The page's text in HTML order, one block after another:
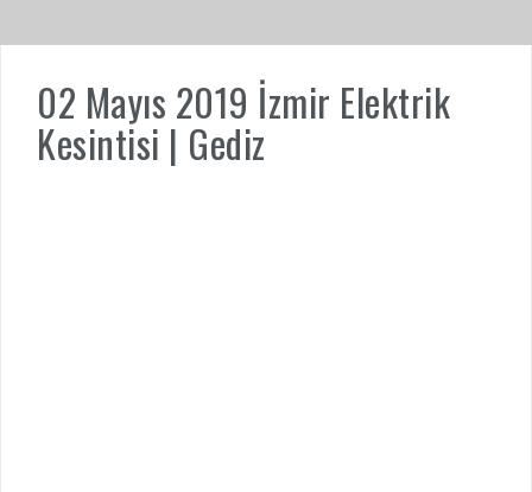
02 Mayıs 2019 İzmir Elektrik
Kesintisi | Gediz